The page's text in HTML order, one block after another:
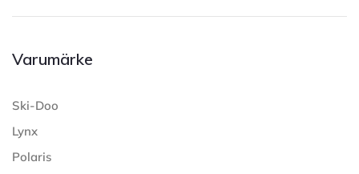
Varumärke
Ski-Doo
Lynx
Polaris